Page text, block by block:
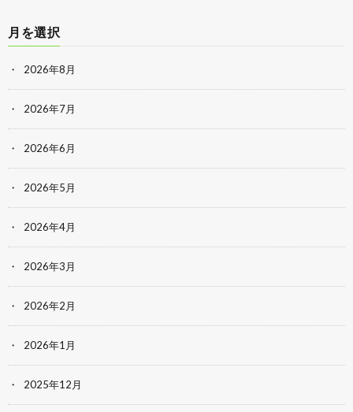
月を選択
2026年8月
2026年7月
2026年6月
2026年5月
2026年4月
2026年3月
2026年2月
2026年1月
2025年12月